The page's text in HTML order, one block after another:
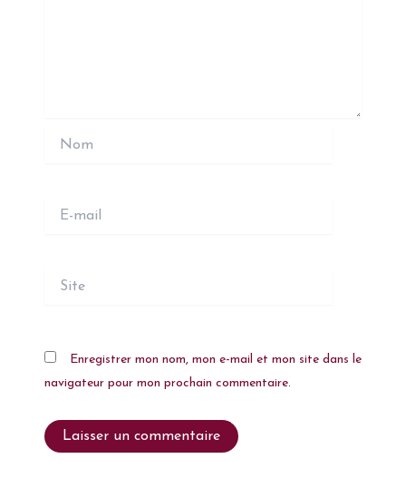
Nom
mail
Site
Enregistrer mon nom, mon e-mail et mon site dans le
navigateur pour mon prochain commentaire.